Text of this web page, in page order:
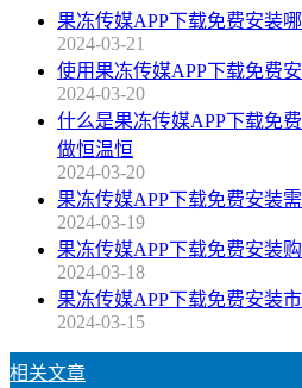
果冻传媒APP下载免费安
2024-03-21
使用果冻传媒APP下载免费
2024-03-20
什么是果冻传媒APP下载免
做恒温恒
2024-03-20
果冻传媒APP下载免费安装
2024-03-19
果冻传媒APP下载免费安装
2024-03-18
果冻传媒APP下载免费安装
2024-03-15
相关文章